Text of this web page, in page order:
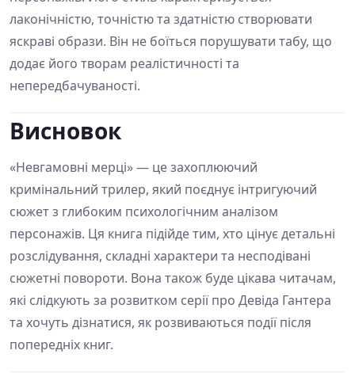
лаконічністю, точністю та здатністю створювати
яскраві образи. Він не боїться порушувати табу, що
додає його творам реалістичності та
непередбачуваності.
Висновок
«Невгамовні мерці» — це захоплюючий
кримінальний трилер, який поєднує інтригуючий
сюжет з глибоким психологічним аналізом
персонажів. Ця книга підійде тим, хто цінує детальні
розслідування, складні характери та несподівані
сюжетні повороти. Вона також буде цікава читачам,
які слідкують за розвитком серії про Девіда Гантера
та хочуть дізнатися, як розвиваються події після
попередніх книг.